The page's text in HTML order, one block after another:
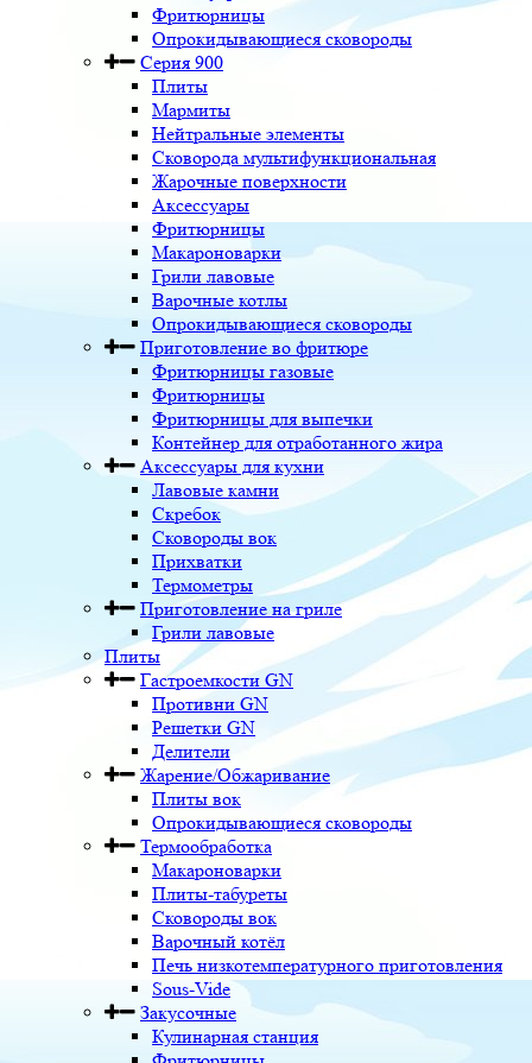
Фритюрницы
Опрокидывающиеся сковороды
Серия 900
Плиты
Мармиты
Нейтральные элементы
Сковорода мультифункциональная
Жарочные поверхности
Аксессуары
Фритюрницы
Макароноварки
Грили лавовые
Варочные котлы
Опрокидывающиеся сковороды
Приготовление во фритюре
Фритюрницы газовые
Фритюрницы
Фритюрницы для выпечки
Контейнер для отработанного жира
Аксессуары для кухни
Лавовые камни
Скребок
Сковороды вок
Прихватки
Термометры
Приготовление на гриле
Грили лавовые
Плиты
Гастроемкости GN
Противни GN
Решетки GN
Делители
Жарение/Обжаривание
Плиты вок
Опрокидывающиеся сковороды
Термообработка
Макароноварки
Плиты-табуреты
Сковороды вок
Варочный котёл
Печь низкотемпературного приготовления
Sous-Vide
Закусочные
Кулинарная станция